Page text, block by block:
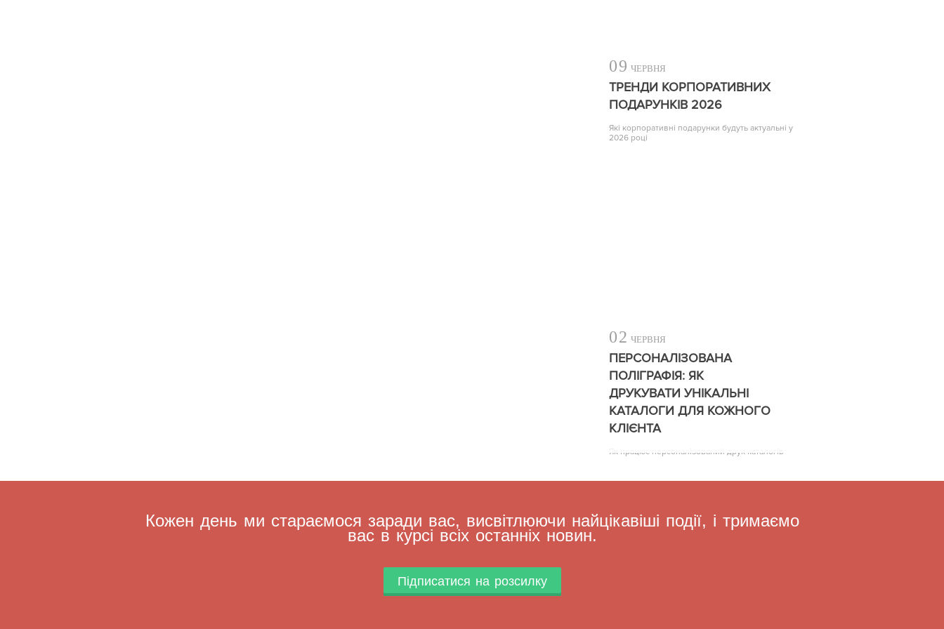
09 ЧЕРВНЯ
ТРЕНДИ КОРПОРАТИВНИХ
ПОДАРУНКІВ 2026
Які корпоративні подарунки будуть актуальні у
2026 році
02 ЧЕРВНЯ
ПЕРСОНАЛІЗОВАНА
ПОЛІГРАФІЯ: ЯК
ДРУКУВАТИ УНІКАЛЬНІ
КАТАЛОГИ ДЛЯ КОЖНОГО
КЛІЄНТА
Як працює персоналізований друк каталогів
Кожен день ми стараємося заради вас, висвітлюючи найцікавіші події, і тримаємо
вас в курсі всіх останніх новин.
Підписатися на розсилку